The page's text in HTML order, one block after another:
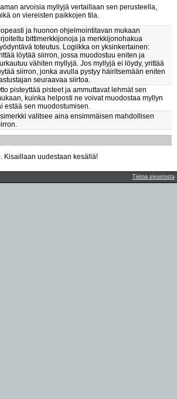
arvoisia myllyjä vertaillaan sen perusteella,
on viereisten paikkojen tila.
ja huonon ohjelmointitavan mukaan
bittimerkkijonoja ja merkkijonohakua
toteutus. Logiikka on yksinkertainen:
löytää siirron, jossa muodostuu eniten ja
vähiten myllyjä. Jos myllyjä ei löydy, yrittää
siirron, jonka avulla pystyy häiritsemään eniten
seuraavaa siirtoa.
pisteyttää pisteet ja ammuttavat lehmät sen
kuinka helposti ne voivat muodostaa myllyn
estää sen muodostumisen.
valitsee aina ensimmäisen mahdollisen
Kisaillaan uudestaan kesällä!
Tietoa sivustosta